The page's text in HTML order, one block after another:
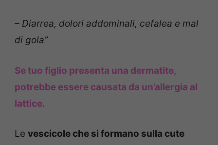
– Diarrea, dolori addominali, cefalea e mal
di gola”
Se tuo figlio presenta una dermatite,
potrebbe essere causata da un’allergia al
lattice.
Le vescicole che si formano sulla cute